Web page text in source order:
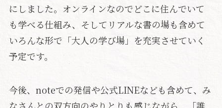
にしました。オンラインなのでどこに住んでいて
も学べる仕組み、そしてリアルな書の場も含めて
いろんな形で「大人の学び場」を充実させていく
予定です。
今後、noteでの発信や公式LINEなども含めて、み